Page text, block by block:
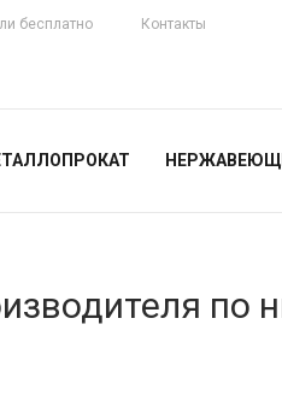
бесплатно Контакты